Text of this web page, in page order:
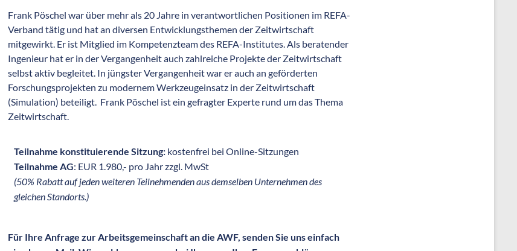
Frank Pöschel war über mehr als 20 Jahre in verantwortlichen Positionen im REFA-
Verband tätig und hat an diversen Entwicklungsthemen der Zeitwirtschaft
mitgewirkt. Er ist Mitglied im Kompetenzteam des REFA-Institutes. Als beratender
Ingenieur hat er in der Vergangenheit auch zahlreiche Projekte der Zeitwirtschaft
selbst aktiv begleitet. In jüngster Vergangenheit war er auch an geförderten
Forschungsprojekten zu modernem Werkzeugeinsatz in der Zeitwirtschaft
(Simulation) beteiligt. Frank Pöschel ist ein gefragter Experte rund um das Thema
Zeitwirtschaft.
Teilnahme konstituierende Sitzung:kostenfrei bei Online-Sitzungen
Teilnahme AG: EUR 1.980,- pro Jahr zzgl. MwSt
(50% Rabatt auf jeden weiteren Teilnehmenden aus demselben Unternehmen des
gleichen Standorts.)
Für Ihre Anfrage zur Arbeitsgemeinschaft an die AWF, senden Sie uns einfach